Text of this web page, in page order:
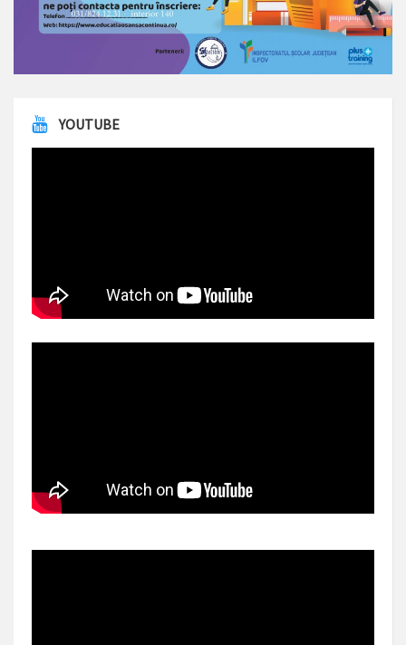
YOUTUBE